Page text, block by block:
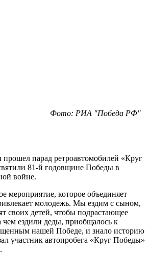
Фото: РИА "Победа РФ"
парад ретроавтомобилей «Круг
81-й годовщине Победы в
войне.
мероприятие, которое объединяет
молодежь. Мы ездим с сыном,
своих детей, чтобы подрастающее
чем ездили деды, приобщалось к
нашей Победе, и знало историю
участник автопробега «Круг Победы»